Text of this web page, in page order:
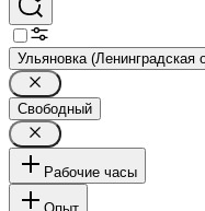
Ульяновка (Ленинградская
Свободный
Рабочие часы